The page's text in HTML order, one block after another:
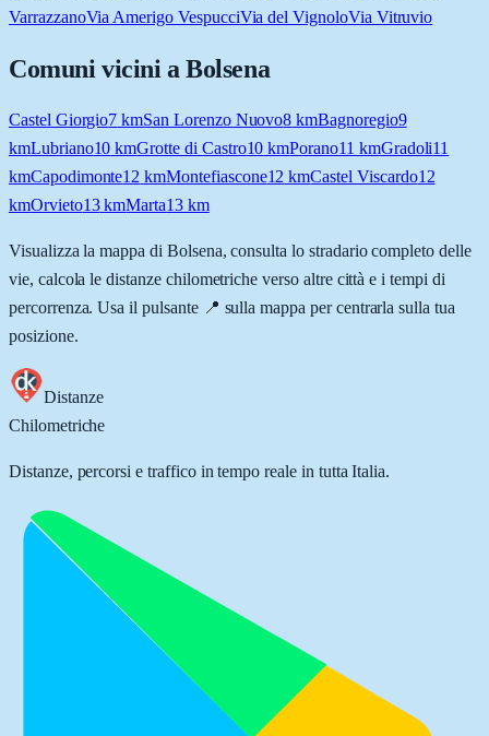
VarrazzanoVia Amerigo VespucciVia del VignoloVia Vitruvio
Comuni vicini aBolsena
Castel Giorgio7 kmSan Lorenzo Nuovo8 kmBagnoregio9
kmLubriano10 kmGrotte di Castro10 kmPorano11 kmGradoli11
kmCapodimonte12 kmMontefiascone12 kmCastel Viscardo12
kmOrvieto13kmMarta13 km
Visualizza la mappa di Bolsena, consulta lo stradario completo delle
vie, calcola le distanze chilometriche verso altre città e i tempi di
percorrenza. Usa il pulsante 📍 sulla mappa per centrarla sulla tua
posizione.
Distanze
Chilometriche
Distanze, percorsi e traffico in tempo reale in tutta Italia.